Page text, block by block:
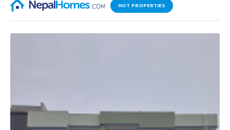
HOT PROPERTIES